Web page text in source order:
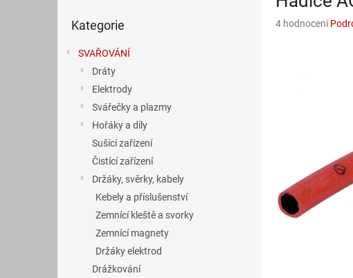
kategorie
Kategorie
SVAŘOVÁNÍ
Dráty
Elektrody
Svářečky a plazmy
Hořáky a díly
Sušící zařízení
Čistící zařízení
Držáky, svěrky, kabely
Kebely a příslušenství
Zemnící kleště a svorky
Zemnící magnety
Držáky elektrod
Drážkování
Průměrné
4 hodnocení